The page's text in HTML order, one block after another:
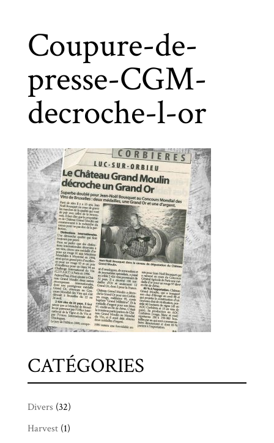
Coupure-de-
presse-CGM-
decroche-l-or
CATÉGORIES
Divers (32)
Harvest(1)